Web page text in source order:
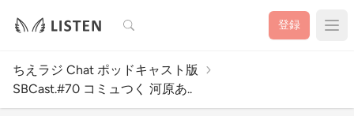
検索 登録
ちえラジ Chat ポッドキャスト版
SBCast.#70 コミュつく 河原あ..